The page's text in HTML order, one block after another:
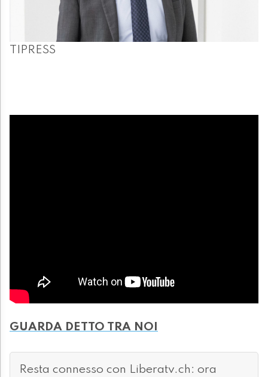
TIPRESS
GUARDA DETTO TRA NOI
Resta connesso con Liberatv.ch: ora